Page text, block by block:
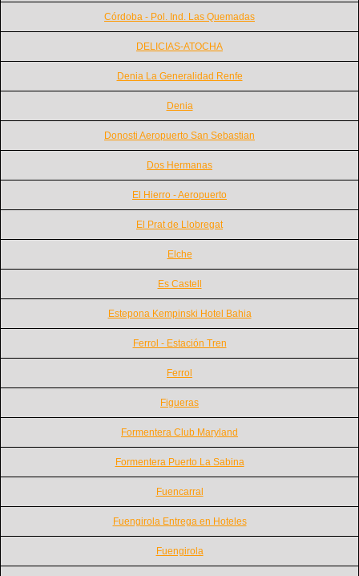
Córdoba - Pol. Ind. Las Quemadas
DELICIAS-ATOCHA
Denia La Generalidad Renfe
Denia
Donosti Aeropuerto San Sebastian
Dos Hermanas
El Hierro - Aeropuerto
El Prat de Llobregat
Elche
Es Castell
Estepona Kempinski Hotel Bahia
Ferrol - Estación Tren
Ferrol
Figueras
Formentera Club Maryland
Formentera Puerto La Sabina
Fuencarral
Fuengirola Entrega en Hoteles
Fuengirola